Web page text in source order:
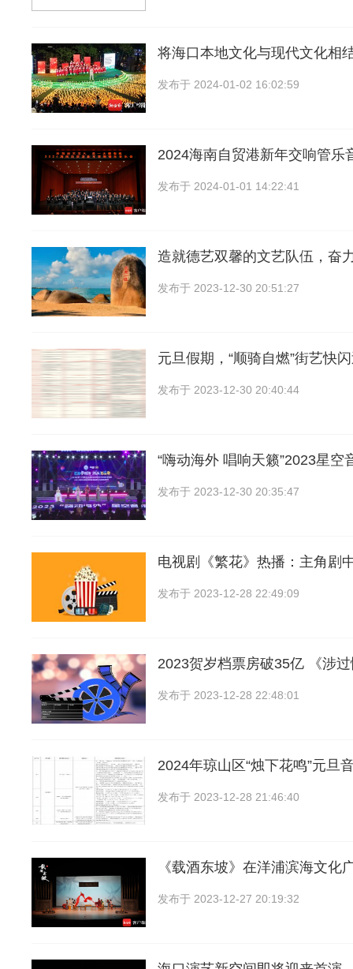
将海口本地文化与现代文化相
发布于 2024-01-02 16:02:59
2024海南自贸港新年交响管乐
发布于 2024-01-01 14:22:41
造就德艺双馨的文艺队伍，奋
发布于 2023-12-30 20:51:27
元旦假期，“顺骑自燃”街艺快
发布于 2023-12-30 20:40:44
“嗨动海外 唱响天籁”2023星空
发布于 2023-12-30 20:35:47
电视剧《繁花》热播：主角剧
发布于 2023-12-28 22:49:09
2023贺岁档票房破35亿 《涉
发布于 2023-12-28 22:48:01
2024年琼山区“烛下花鸣”元旦
发布于 2023-12-28 21:46:40
《载酒东坡》在洋浦滨海文化
发布于 2023-12-27 20:19:32